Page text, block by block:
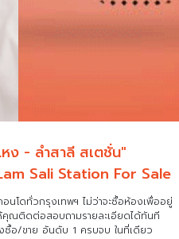
ง - ลำสาลี สเตชั่น"
Sali Station For Sale
โดทั่วกรุงเทพฯ ไม่ว่าจะซื้อห้องเพื่ออยู่
คุณติดต่อสอบถามรายละเอียดได้ทันที
อ/ขาย อันดับ 1 ครบจบ ในที่เดียว